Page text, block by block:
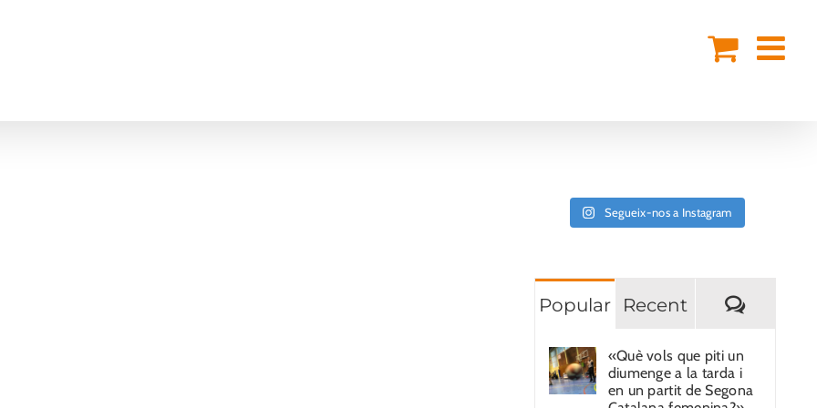
Segueix-nos a Instagram
Popular Recent
«Què vols que piti un
diumenge a la tarda i
en un partit de Segona